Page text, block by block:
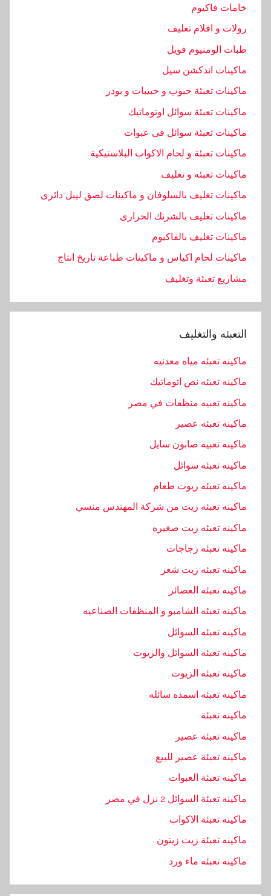
خامات فاكيوم
رولات و افلام تغليف
طبات الومنيوم فويل
ماكينات اندكشن سيل
ماكينات تعبئة حبوب و حبيبات و بودر
ماكينات تعبئة سوائل اوتوماتيك
ماكينات تعبئة سوائل فى عبوات
ماكينات تعبئة و لحام الاكواب البلاستيكية
ماكينات تعبئه و تغليف
ماكينات تغليف بالسلوفان و ماكينات لصق ليبل دائرى
ماكينات تغليف بالشرنك الحرارى
ماكينات تغليف بالفاكيوم
ماكينات لحام اكياس و ماكينات طباعة تاريخ انتاج
مشاريع تعبئة وتغليف
التعبئه والتغليف
ماكينه تعبئه مياه معدنيه
ماكينه تعبئه نص اتوماتيك
ماكينه تعبيه منظفات في مصر
ماكينه تعبئه عصير
ماكينه تعبيه صابون سايل
ماكينه تعبئه سوائل
ماكينه تعبئه زيوت طعام
ماكينه تعبئه زيت من شركة المهندس منسي
ماكينه تعبئه زيت صغيره
ماكينه تعبئه زجاجات
ماكينه تعبئه زيت شعر
ماكينه تعبئه العصائر
ماكينه تعبئه الشامبو و المنظفات الصناعيه
ماكينه تعبئه السوائل
ماكينه تعبئه السوائل والزيوت
ماكينه تعبئه الزيوت
ماكينه تعبئه اسمده سائله
ماكينه تعبئة
ماكينه تعبئة عصير
ماكينه تعبئة عصير للبيع
ماكينه تعبئة العبوات
ماكينه تعبئة السوائل 2 نزل في مصر
ماكينه تعبئة الاكواب
ماكينه تعبئة زيت زيتون
ماكينه تعبئه ماء ورد